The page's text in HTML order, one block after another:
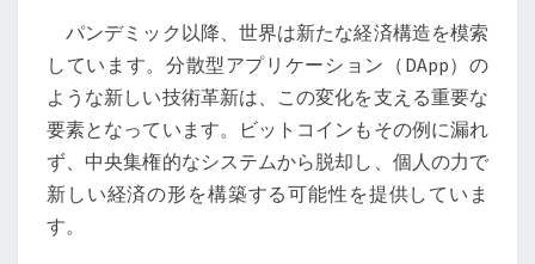
代
に
け
そ
パンデミック以降、世界は新たな経済構造を模索
しています。分散型アプリケーション（DApp）の
ような新しい技術革新は、この変化を支える重要な
要素となっています。ビットコインもその例に漏れ
ず、中央集権的なシステムから脱却し、個人の力で
新しい経済の形を構築する可能性を提供していま
す。